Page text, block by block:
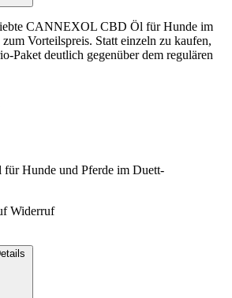
CANNEXOL CBD Öl für Hunde im
Vorteilspreis. Statt einzeln zu kaufen,
Paket deutlich gegenüber dem regulären
Hunde und Pferde im Duett-
Widerruf